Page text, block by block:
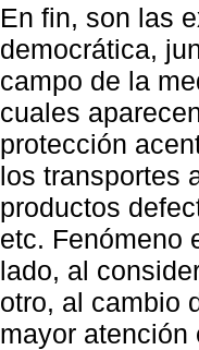
En fin, son las
democrática,
campo de la
cuales
protección
los transportes
productos
etc. Fenómeno
lado, al
otro, al cambio
mayor atención